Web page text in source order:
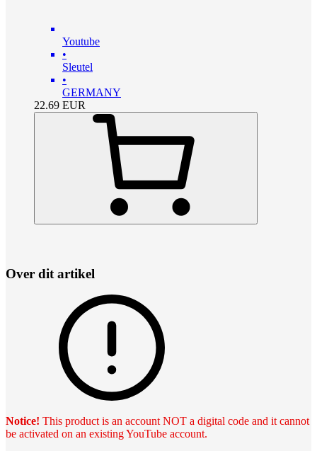
Youtube
•
Sleutel
•
GERMANY
22.69 EUR
Over dit artikel
Notice! This product is an account NOT a digital code and it cannot
be activated on an existing YouTube account.